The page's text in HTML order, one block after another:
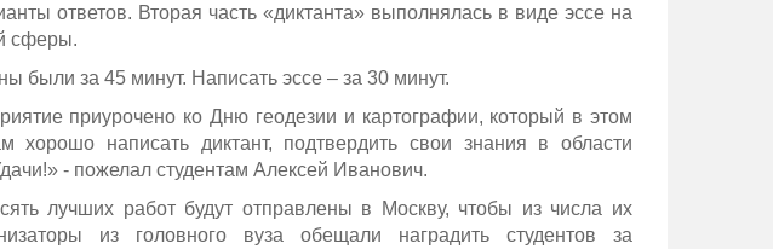
ответов. Вторая часть «диктанта» выполнялась в виде эссе на
сферы.
были за 45 минут. Написать эссе – за 30 минут.
приурочено ко Дню геодезии и картографии, который в этом
написать диктант, подтвердить свои знания в области
- пожелал студентам Алексей Иванович.
лучших работ будут отправлены в Москву, чтобы из числа их
из головного вуза обещали наградить студентов за